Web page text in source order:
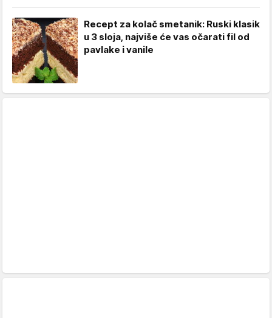
Recept za kolač smetanik: Ruski klasik
u 3 sloja, najviše će vas očarati fil od
pavlake i vanile